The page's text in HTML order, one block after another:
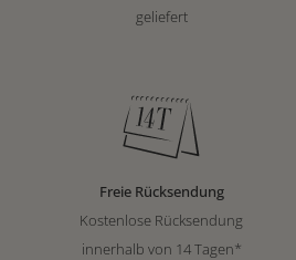
geliefert
Freie Rücksendung
Kostenlose Rücksendung
innerhalb von 14 Tagen*